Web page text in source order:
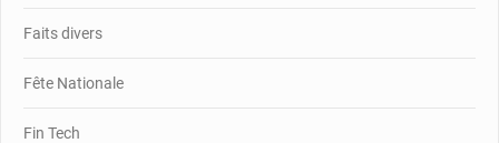
Faits divers
Fête Nationale
Fin Tech